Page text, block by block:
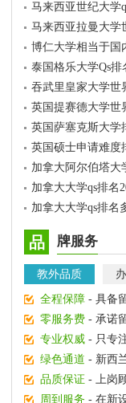
马来西亚世纪大学
马来西亚拉曼大学
博仁大学相当于国
泰国格乐大学Qs排
吞武里皇家大学世
英国提赛德大学世
英国萨塞克斯大学
英国硕士申请难度
加拿大阿尔伯塔大
加拿大大学qs排名
加拿大大学qs排名
品 牌服务
教外品质
全程保障 - 具备
零服务费 - 承诺
专业权威 - 只专
绿色通道 - 新西
品质保证 - 上岗
周到服务 - 在新